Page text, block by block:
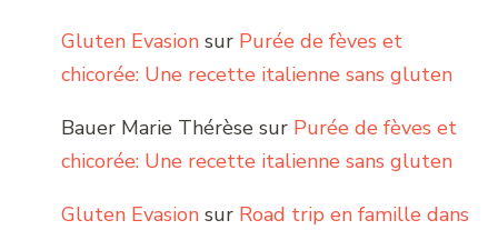
Gluten Evasion sur Purée de fèves et
chicorée: Une recette italienne sans gluten
Bauer Marie Thérèse sur Purée de fèves et
chicorée: Une recette italienne sans gluten
Gluten Evasion sur Road trip en famille dans